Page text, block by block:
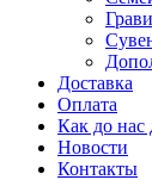
Доставка
Оплата
Как до нас
Новости
Контакты